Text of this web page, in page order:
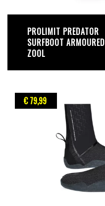
PROLIMIT PREDATOR
SURFBOOT ARMOURED
ZOOL
€ 79,99